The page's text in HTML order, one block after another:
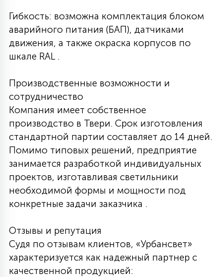
Гибкость: возможна комплектация блоком
аварийного питания (БАП), датчиками
движения, а также окраска корпусов по
шкале RAL .
Производственные возможности и
сотрудничество
Компания имеет собственное
производство в Твери. Срок изготовления
стандартной партии составляет до 14 дней.
Помимо типовых решений, предприятие
занимается разработкой индивидуальных
проектов, изготавливая светильники
необходимой формы и мощности под
конкретные задачи заказчика .
Отзывы и репутация
Судя по отзывам клиентов, «Урбансвет»
характеризуется как надежный партнер с
качественной продукцией: